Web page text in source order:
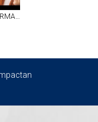
QUIQUE GALO REAFIRMA SU COMPROMISO DE SEGUIR TRABAJANDO POR LAS MUJERES DE AGS